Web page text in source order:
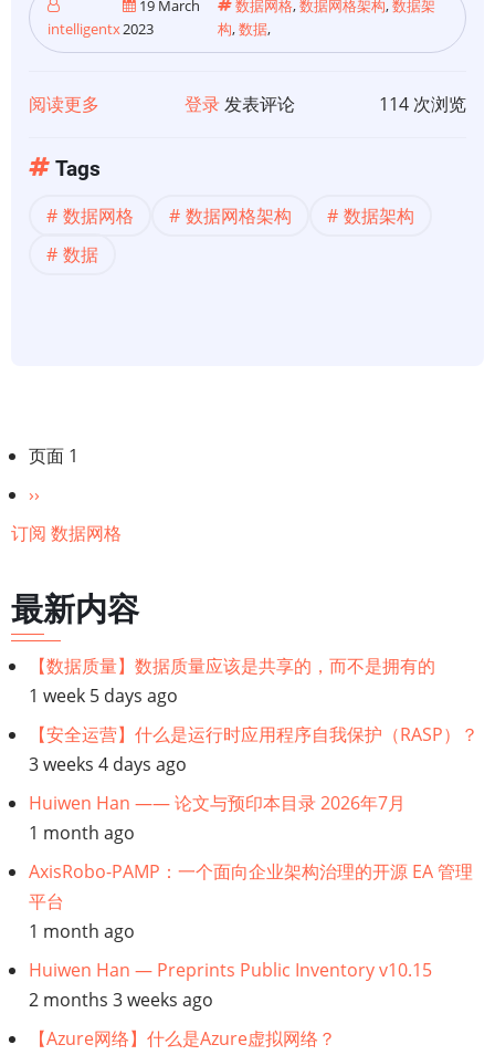
intelligentx
19 March
2023
数据网格,数据网格架构,数据架
构,数据,
阅读更多
网
势
战
登录发表评论 114 次浏览
Tags
数据网格 数据网格架构
数据架构
数据
分
页
页面 1
下
一
››
订阅 数据网格
最新内容
【数据质量】数据质量应该是共享的，而不是拥有的
1 week 5 days ago
【安全运营】什么是运行时应用程序自我保护（RASP）？
3 weeks 4 days ago
Huiwen Han —— 论文与预印本目录 2026年7月
1 month ago
AxisRobo-PAMP：一个面向企业架构治理的开源 EA 管理
平台
1 month ago
Huiwen Han — Preprints Public Inventory v10.15
2 months 3 weeks ago
【Azure网络】什么是Azure虚拟网络？